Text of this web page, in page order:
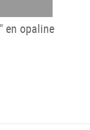
en opaline